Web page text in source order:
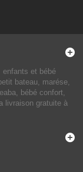
et bébé
bateau, marése,
bébé confort,
livraison gratuite à